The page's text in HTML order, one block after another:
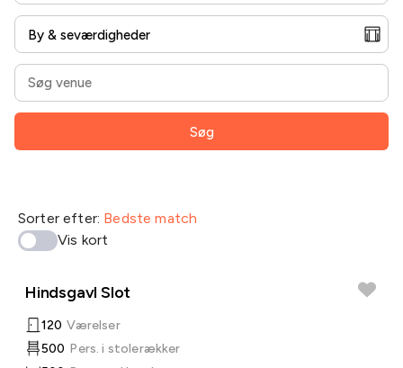
Søg
Sorter efter: Bedste match
Vis kort
Hindsgavl Slot
120 Værelser
500 Pers. i stolerækker